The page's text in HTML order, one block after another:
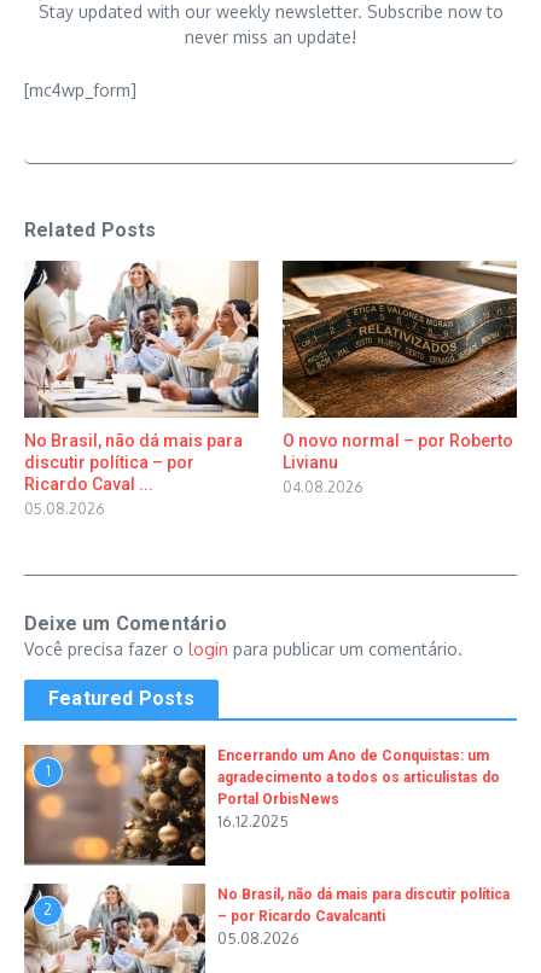
Stay updated with our weekly newsletter. Subscribe now to
never miss an update!
[mc4wp_form]
Related Posts
No Brasil, não dá mais para
discutir política – por
Ricardo Caval ...
05.08.2026
O novo normal – por Roberto
Livianu
04.08.2026
Deixe um Comentário
Você precisa fazer o login para publicar um comentário.
Featured Posts
1
Encerrando um Ano de Conquistas: um
agradecimento a todos os articulistas do
Portal OrbisNews
16.12.2025
2
No Brasil, não dá mais para discutir política
– por Ricardo Cavalcanti
05.08.2026